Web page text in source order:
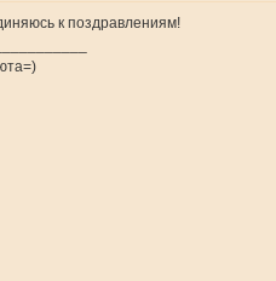
к поздравлениям!